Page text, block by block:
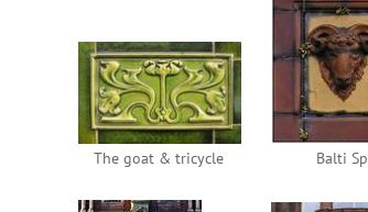
The goat & tricycle Balti